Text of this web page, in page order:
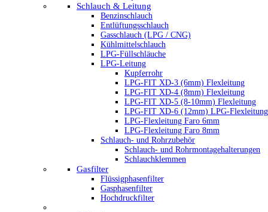
Schlauch & Leitung
Benzinschlauch
Entlüftungsschlauch
Gasschlauch (LPG / CNG)
Kühlmittelschlauch
LPG-Füllschläuche
LPG-Leitung
Kupferrohr
LPG-FIT XD-3 (6mm) Flexleitung
LPG-FIT XD-4 (8mm) Flexleitung
LPG-FIT XD-5 (8-10mm) Flexleitung
LPG-FIT XD-6 (12mm) LPG-Flexleitung
LPG-Flexleitung Faro 6mm
LPG-Flexleitung Faro 8mm
Schlauch- und Rohrzubehör
Schlauch- und Rohrmontagehalterungen
Schlauchklemmen
Gasfilter
Flüssigphasenfilter
Gasphasenfilter
Hochdruckfilter